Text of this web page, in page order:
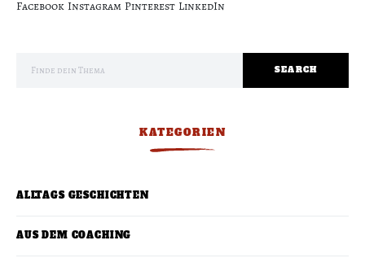
Facebook Instagram Pinterest LinkedIn
SEARCH
KATEGORIEN
ALLTAGS GESCHICHTEN
AUS DEM COACHING